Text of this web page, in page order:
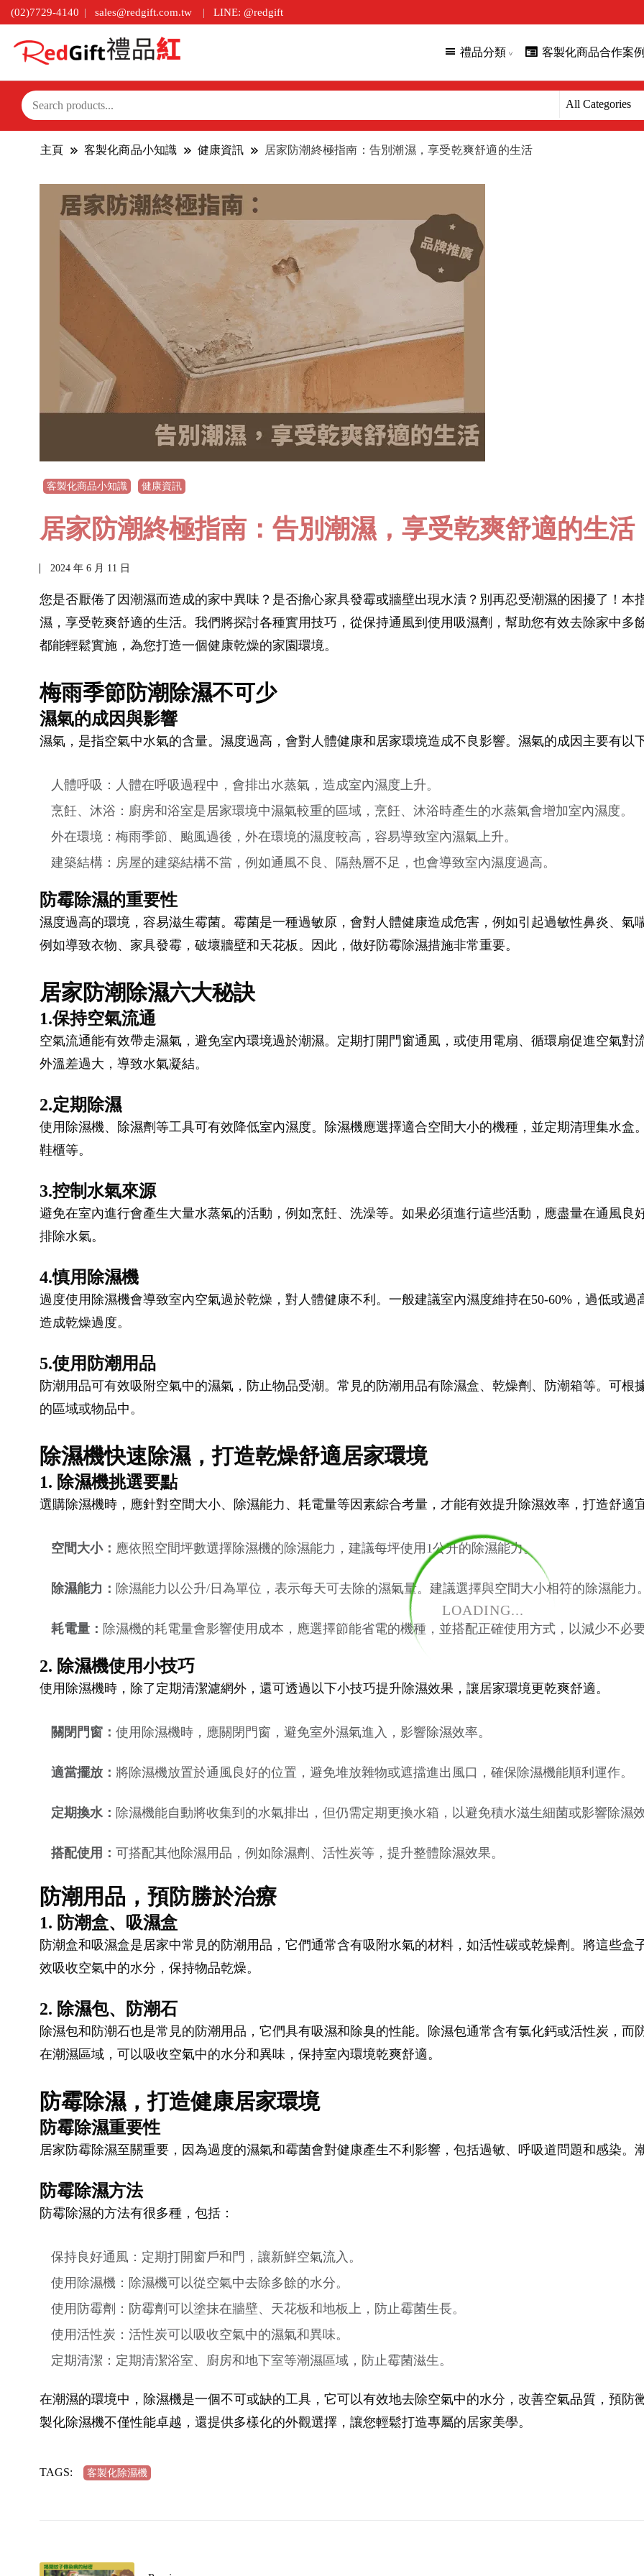
(02)7729-4140 sales@redgift.com.tw LINE: @redgift
禮品分類 客製化商品合作案例
LOADING...
主頁 客製化商品小知識 健康資訊 居家防潮終極指南：告別潮濕，享受乾爽舒適的生活
客製化商品小知識 健康資訊
居家防潮終極指南：告別潮濕，享受乾爽舒適的生活
2024 年 6 月 11 日
您是否厭倦了因潮濕而造成的家中異味？是否擔心家具發霉或牆壁出現水漬？別再忍受潮濕的困擾了！本
濕，享受乾爽舒適的生活。我們將探討各種實用技巧，從保持通風到使用吸濕劑，幫助您有效去除家中多
都能輕鬆實施，為您打造一個健康乾燥的家園環境。
梅雨季節防潮除濕不可少
濕氣的成因與影響
濕氣，是指空氣中水氣的含量。濕度過高，會對人體健康和居家環境造成不良影響。濕氣的成因主要有以
人體呼吸：人體在呼吸過程中，會排出水蒸氣，造成室內濕度上升。
烹飪、沐浴：廚房和浴室是居家環境中濕氣較重的區域，烹飪、沐浴時產生的水蒸氣會增加室內濕度。
外在環境：梅雨季節、颱風過後，外在環境的濕度較高，容易導致室內濕氣上升。
建築結構：房屋的建築結構不當，例如通風不良、隔熱層不足，也會導致室內濕度過高。
防霉除濕的重要性
濕度過高的環境，容易滋生霉菌。霉菌是一種過敏原，會對人體健康造成危害，例如引起過敏性鼻炎、氣
例如導致衣物、家具發霉，破壞牆壁和天花板。因此，做好防霉除濕措施非常重要。
居家防潮除濕六大秘訣
1.保持空氣流通
空氣流通能有效帶走濕氣，避免室內環境過於潮濕。定期打開門窗通風，或使用電扇、循環扇促進空氣對
外溫差過大，導致水氣凝結。
2.定期除濕
使用除濕機、除濕劑等工具可有效降低室內濕度。除濕機應選擇適合空間大小的機種，並定期清理集水盒
鞋櫃等。
3.控制水氣來源
避免在室內進行會產生大量水蒸氣的活動，例如烹飪、洗澡等。如果必須進行這些活動，應盡量在通風良
排除水氣。
4.慎用除濕機
過度使用除濕機會導致室內空氣過於乾燥，對人體健康不利。一般建議室內濕度維持在50-60%，過低或
造成乾燥過度。
5.使用防潮用品
防潮用品可有效吸附空氣中的濕氣，防止物品受潮。常見的防潮用品有除濕盒、乾燥劑、防潮箱等。可
的區域或物品中。
除濕機快速除濕，打造乾燥舒適居家環境
1. 除濕機挑選要點
選購除濕機時，應針對空間大小、除濕能力、耗電量等因素綜合考量，才能有效提升除濕效率，打造舒適
空間大小： 應依照空間坪數選擇除濕機的除濕能力，建議每坪使用1公升的除濕能力。
除濕能力： 除濕能力以公升/日為單位，表示每天可去除的濕氣量。建議選擇與空間大小相符的除濕能力。
耗電量： 除濕機的耗電量會影響使用成本，應選擇節能省電的機種，並搭配正確使用方式，以減少不必
2. 除濕機使用小技巧
使用除濕機時，除了定期清潔濾網外，還可透過以下小技巧提升除濕效果，讓居家環境更乾爽舒適。
關閉門窗： 使用除濕機時，應關閉門窗，避免室外濕氣進入，影響除濕效率。
適當擺放： 將除濕機放置於通風良好的位置，避免堆放雜物或遮擋進出風口，確保除濕機能順利運作。
定期換水： 除濕機能自動將收集到的水氣排出，但仍需定期更換水箱，以避免積水滋生細菌或影響除濕效
搭配使用： 可搭配其他除濕用品，例如除濕劑、活性炭等，提升整體除濕效果。
防潮用品，預防勝於治療
1. 防潮盒、吸濕盒
防潮盒和吸濕盒是居家中常見的防潮用品，它們通常含有吸附水氣的材料，如活性碳或乾燥劑。將這些
效吸收空氣中的水分，保持物品乾燥。
2. 除濕包、防潮石
除濕包和防潮石也是常見的防潮用品，它們具有吸濕和除臭的性能。除濕包通常含有氯化鈣或活性炭，
在潮濕區域，可以吸收空氣中的水分和異味，保持室內環境乾爽舒適。
防霉除濕，打造健康居家環境
防霉除濕重要性
居家防霉除濕至關重要，因為過度的濕氣和霉菌會對健康產生不利影響，包括過敏、呼吸道問題和感染。
防霉除濕方法
防霉除濕的方法有很多種，包括：
保持良好通風：定期打開窗戶和門，讓新鮮空氣流入。
使用除濕機：除濕機可以從空氣中去除多餘的水分。
使用防霉劑：防霉劑可以塗抹在牆壁、天花板和地板上，防止霉菌生長。
使用活性炭：活性炭可以吸收空氣中的濕氣和異味。
定期清潔：定期清潔浴室、廚房和地下室等潮濕區域，防止霉菌滋生。
在潮濕的環境中，除濕機是一個不可或缺的工具，它可以有效地去除空氣中的水分，改善空氣品質，預防
製化除濕機不僅性能卓越，還提供多樣化的外觀選擇，讓您輕鬆打造專屬的居家美學。
TAGS: 客製化除濕機